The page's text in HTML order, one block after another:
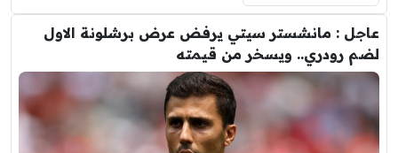
عاجل : مانشستر سيتي يرفض عرض برشلونة الاول
لضم رودري.. ويسخر من قيمته